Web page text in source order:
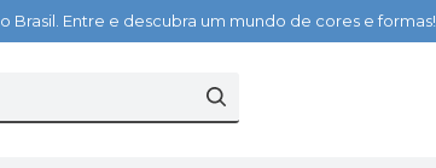
Entre e descubra um mundo de cores e formas!